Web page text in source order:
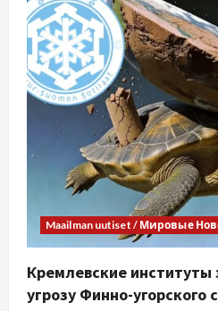
Maailman uutiset / Мировые
Кремлевские институты
угрозу Финно-угорского